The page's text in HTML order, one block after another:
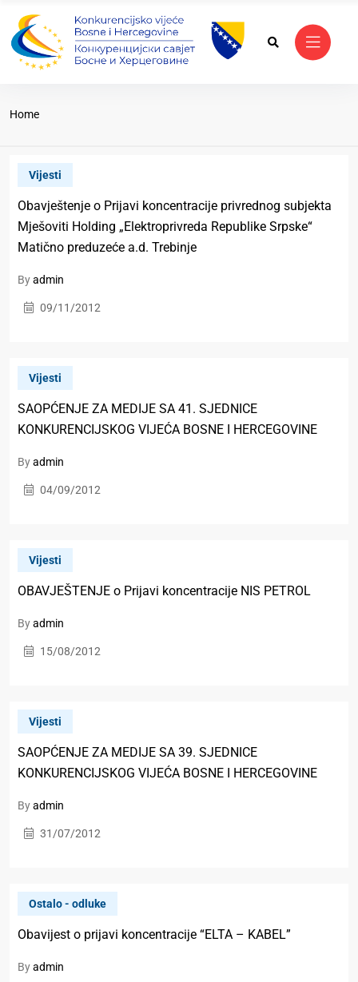
Home
Vijesti
Obavještenje o Prijavi koncentracije privrednog subjekta
Мješoviti Holding „Elektroprivreda Republike Srpske“
Matično preduzeće a.d. Trebinje
Byadmin
09/11/2012
Vijesti
SAOPĆENJE ZA MEDIJE SA 41. SJEDNICE
KONKURENCIJSKOG VIJEĆA BOSNE I HERCEGOVINE
Byadmin
04/09/2012
Vijesti
OBAVJEŠTENJE o Prijavi koncentracije NIS PETROL
Byadmin
15/08/2012
Vijesti
SAOPĆENJE ZA MEDIJE SA 39. SJEDNICE
KONKURENCIJSKOG VIJEĆA BOSNE I HERCEGOVINE
Byadmin
31/07/2012
Ostalo - odluke
Obavijest o prijavi koncentracije “ELTA – KABEL”
Byadmin